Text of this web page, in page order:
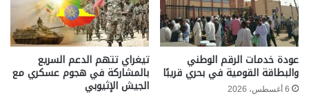
عودة خدمات الرقم الوطني
والبطاقة القومية في بحري قريبًا
6 أغسطس، 2026
تيغراي تتهم الدعم السريع
بالمشاركة في هجوم عسكري مع
الجيش الإثيوبي